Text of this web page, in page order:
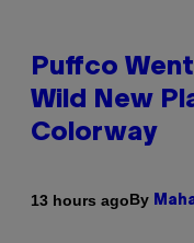
Puffco
Wild New
Colorway
13 hours agoBy